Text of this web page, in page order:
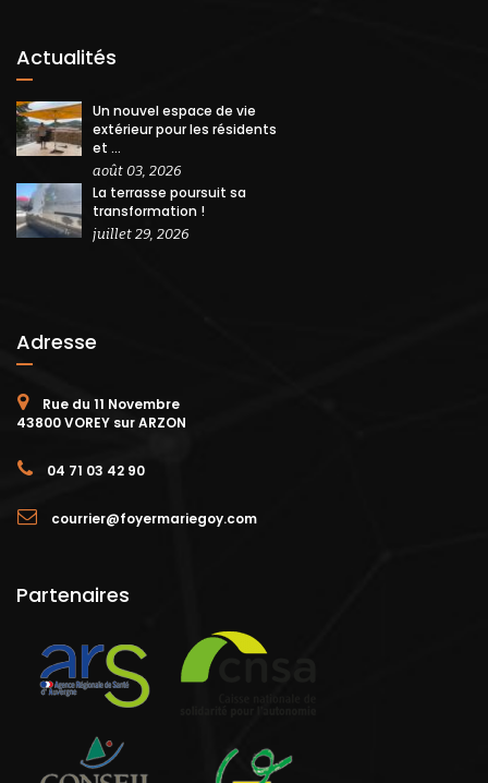
Actualités
Un nouvel espace de vie
extérieur pour les résidents
et ...
août 03, 2026
La terrasse poursuit sa
transformation !
juillet 29, 2026
Adresse
Rue du 11 Novembre
43800 VOREY sur ARZON
04 71 03 42 90
courrier@foyermariegoy.com
Partenaires